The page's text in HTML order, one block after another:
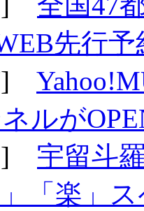
先行
ルが
宇留斗
」「楽」